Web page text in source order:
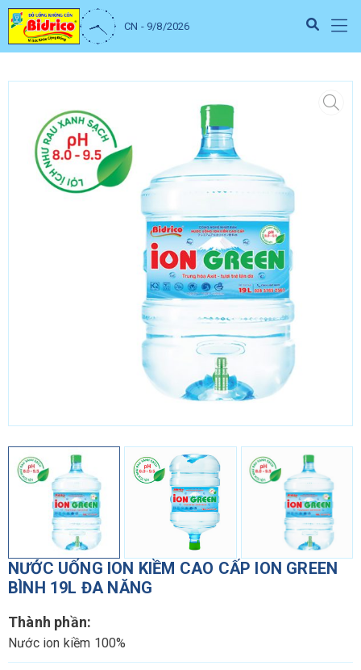
CN - 9/8/2026
NƯỚC UỐNG ION KIỀM CAO CẤP ION GREEN
BÌNH 19L ĐA NĂNG
Thành phần:
Nước ion kiềm 100%